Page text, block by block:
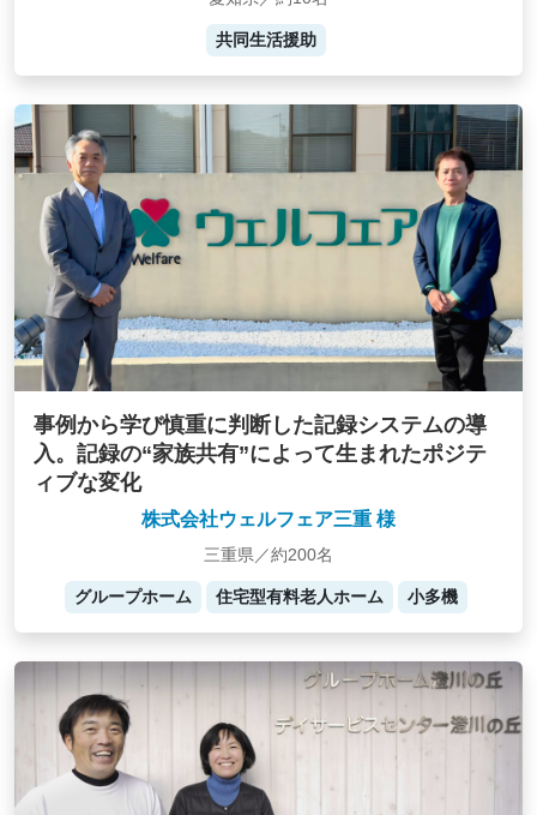
共同生活援助
事例から学び慎重に判断した記録システムの導
入。記録の“家族共有”によって生まれたポジテ
ィブな変化
株式会社ウェルフェア三重 様
三重県／約200名
グループホーム 住宅型有料老人ホーム 小多機